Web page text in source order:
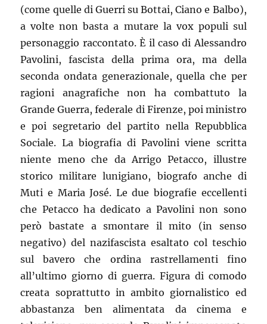
(come quelle di Guerri su Bottai, Ciano e Balbo),
a volte non basta a mutare la vox populi sul
personaggio raccontato. È il caso di Alessandro
Pavolini, fascista della prima ora, ma della
seconda ondata generazionale, quella che per
ragioni anagrafiche non ha combattuto la
Grande Guerra, federale di Firenze, poi ministro
e poi segretario del partito nella Repubblica
Sociale. La biografia di Pavolini viene scritta
niente meno che da Arrigo Petacco, illustre
storico militare lunigiano, biografo anche di
Muti e Maria José. Le due biografie eccellenti
che Petacco ha dedicato a Pavolini non sono
però bastate a smontare il mito (in senso
negativo) del nazifascista esaltato col teschio
sul bavero che ordina rastrellamenti fino
all’ultimo giorno di guerra. Figura di comodo
creata soprattutto in ambito giornalistico ed
abbastanza ben alimentata da cinema e